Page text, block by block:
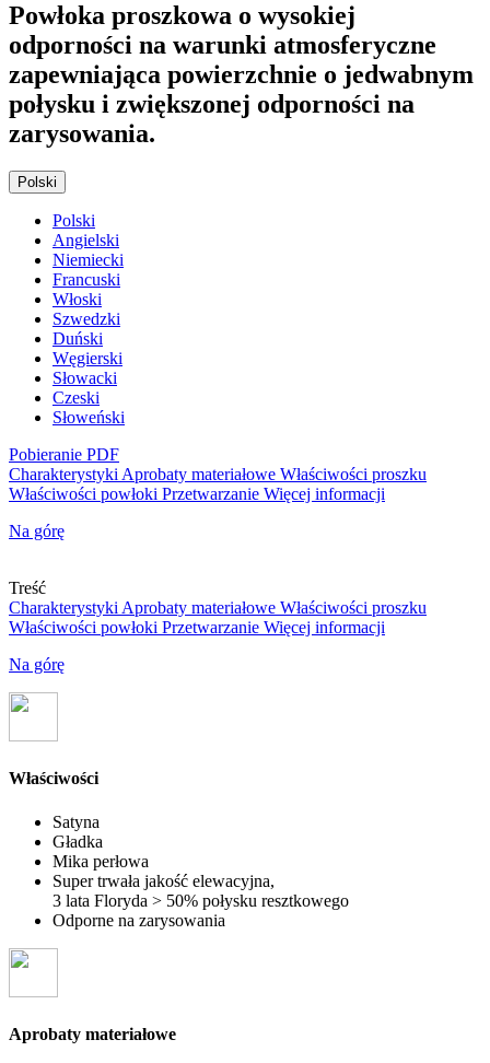
Powłoka proszkowa o wysokiej
odporności na warunki atmosferyczne
zapewniająca powierzchnie o jedwabnym
połysku i zwiększonej odporności na
zarysowania.
Polski
Polski
Angielski
Niemiecki
Francuski
Włoski
Szwedzki
Duński
Węgierski
Słowacki
Czeski
Słoweński
Pobieranie PDF
Charakterystyki Aprobaty materiałowe Właściwości proszku
Właściwości powłoki Przetwarzanie Więcej informacji
Na górę
Treść
Charakterystyki Aprobaty materiałowe Właściwości proszku
Właściwości powłoki Przetwarzanie Więcej informacji
Na górę
Właściwości
Satyna
Gładka
Mika perłowa
Super trwała jakość elewacyjna,
3 lata Floryda > 50% połysku resztkowego
Odporne na zarysowania
Aprobaty materiałowe